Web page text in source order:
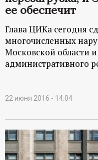
ее обеспечит
Глава ЦИКа сегодня
многочисленных
Московской области
административного
22 июня 2016 - 14:04